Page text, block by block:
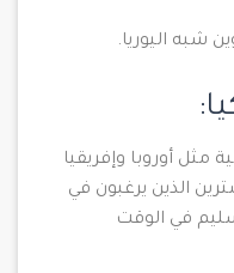
شبه اليوريا.
مثل أوروبا وإفريقيا
الذين يرغبون في
في الوقت